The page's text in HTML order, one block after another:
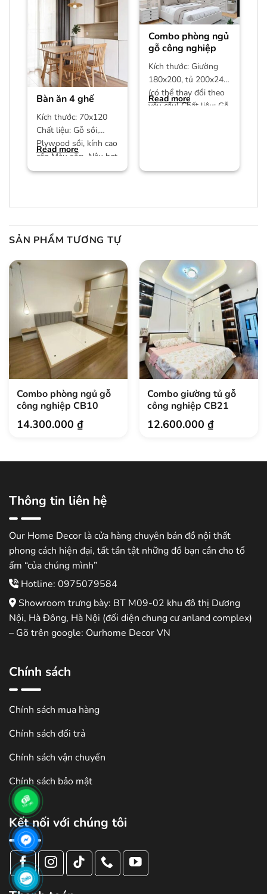
Bàn ăn 4 ghế
Kích thước: 70x120
Chất liệu: Gỗ sồi,
Plywood sồi, kính cao
cấp Màu sắc: Nâu hạt
dẻ/màu trần Bảo
Read more
Combo phòng ngủ
gỗ công nghiệp
Kích thước: Giường
180x200, tủ 200x240
(có thể thay đổi theo
yêu cầu) Chất liệu: Gỗ
Read more
SẢN PHẨM TƯƠNG TỰ
Combo phòng ngủ gỗ
công nghiệp CB10
14.300.000₫
Combo giường tủ gỗ
công nghiệp CB21
12.600.000₫
Thông tin liên hệ
Our Home Decor là cửa hàng chuyên bán đồ nội thất
phong cách hiện đại, tất tần tật những đồ bạn cần cho tổ
ẩm “của chúng mình”
Hotline: 0975079584
Showroom trưng bày: BT M09-02 khu đô thị Dương
Nội, Hà Đông, Hà Nội (đối diện chung cư anland complex)
– Gõ trên google: Ourhome Decor VN
Chính sách
Chính sách mua hàng
Chính sách đổi trả
Chính sách vận chuyển
Chính sách bảo mật
Kết nối với chúng tôi